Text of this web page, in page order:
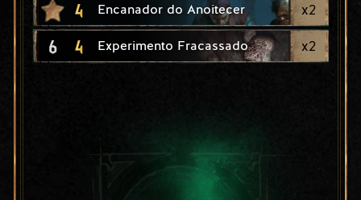
4 Encanador do Anoitecer x2
6 4 Experimento Fracassado x2